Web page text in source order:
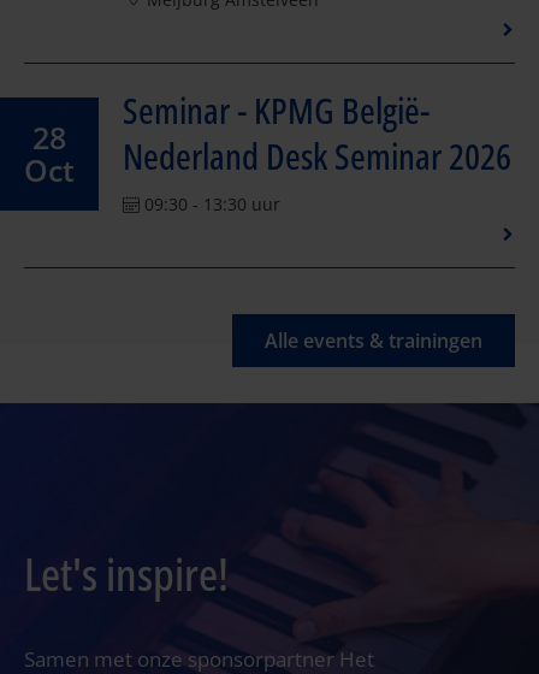
28
Oct
Seminar - KPMG België-
Nederland Desk Seminar 2026
09:30 - 13:30 uur
Alle events & trainingen
Let's inspire!
Samen met onze sponsorpartner Het